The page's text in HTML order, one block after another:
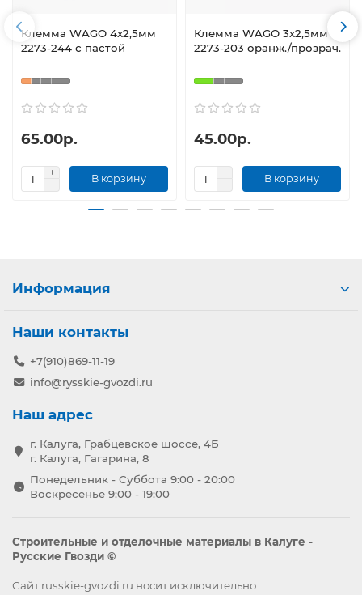
Клемма WAGO 4х2,5мм
2273-244 с пастой
65.00р.
В корзину
Клемма WAGO 3х2,5мм
2273-203 оранж./прозрач.
45.00р.
В корзину
Информация
Наши контакты
+7(910)869-11-19
info@rysskie-gvozdi.ru
Наш адрес
г. Калуга, Грабцевское шоссе, 4Б
г. Калуга, Гагарина, 8
Понедельник - Суббота 9:00 - 20:00
Воскресенье 9:00 - 19:00
Строительные и отделочные материалы в Калуге -
Русские Гвозди ©
Сайт russkie-gvozdi.ru носит исключительно